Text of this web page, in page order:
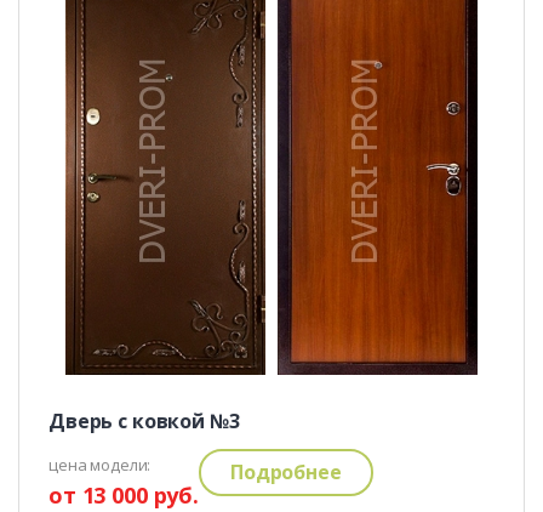
Дверь с ковкой №3
цена модели:
от 13 000 руб.
Подробнее